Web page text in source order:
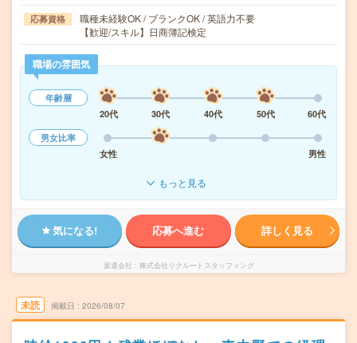
応募資格
職種未経験OK / ブランクOK / 英語力不要
【歓迎/スキル】日商簿記検定
職場の雰囲気
年齢層
20代
30代 40代 50代
60代
男女比率
女性
男性
もっと見る
気になる! 応募へ進む 詳しく見る
派遣会社 株式会社リクルートスタッフィング
未読 掲載日 2026/08/07